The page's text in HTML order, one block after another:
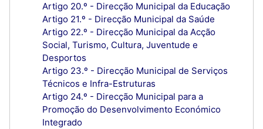
Artigo 20.º - Direcção Municipal da Educação
Artigo 21.º - Direcção Municipal da Saúde
Artigo 22.º - Direcção Municipal da Acção
Social, Turismo, Cultura, Juventude e
Desportos
Artigo 23.º - Direcção Municipal de Serviços
Técnicos e Infra-Estruturas
Artigo 24.º - Direcção Municipal para a
Promoção do Desenvolvimento Económico
Integrado